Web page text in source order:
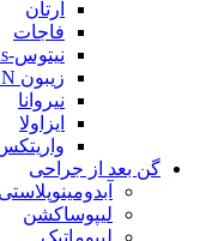
آرتان
فاجات
نیتوس-Nitus
زیبون ZBN
نیروانا
ایزاولا
گن بعد از جراحی
آبدومینوپلاستی
لیپوساکشن